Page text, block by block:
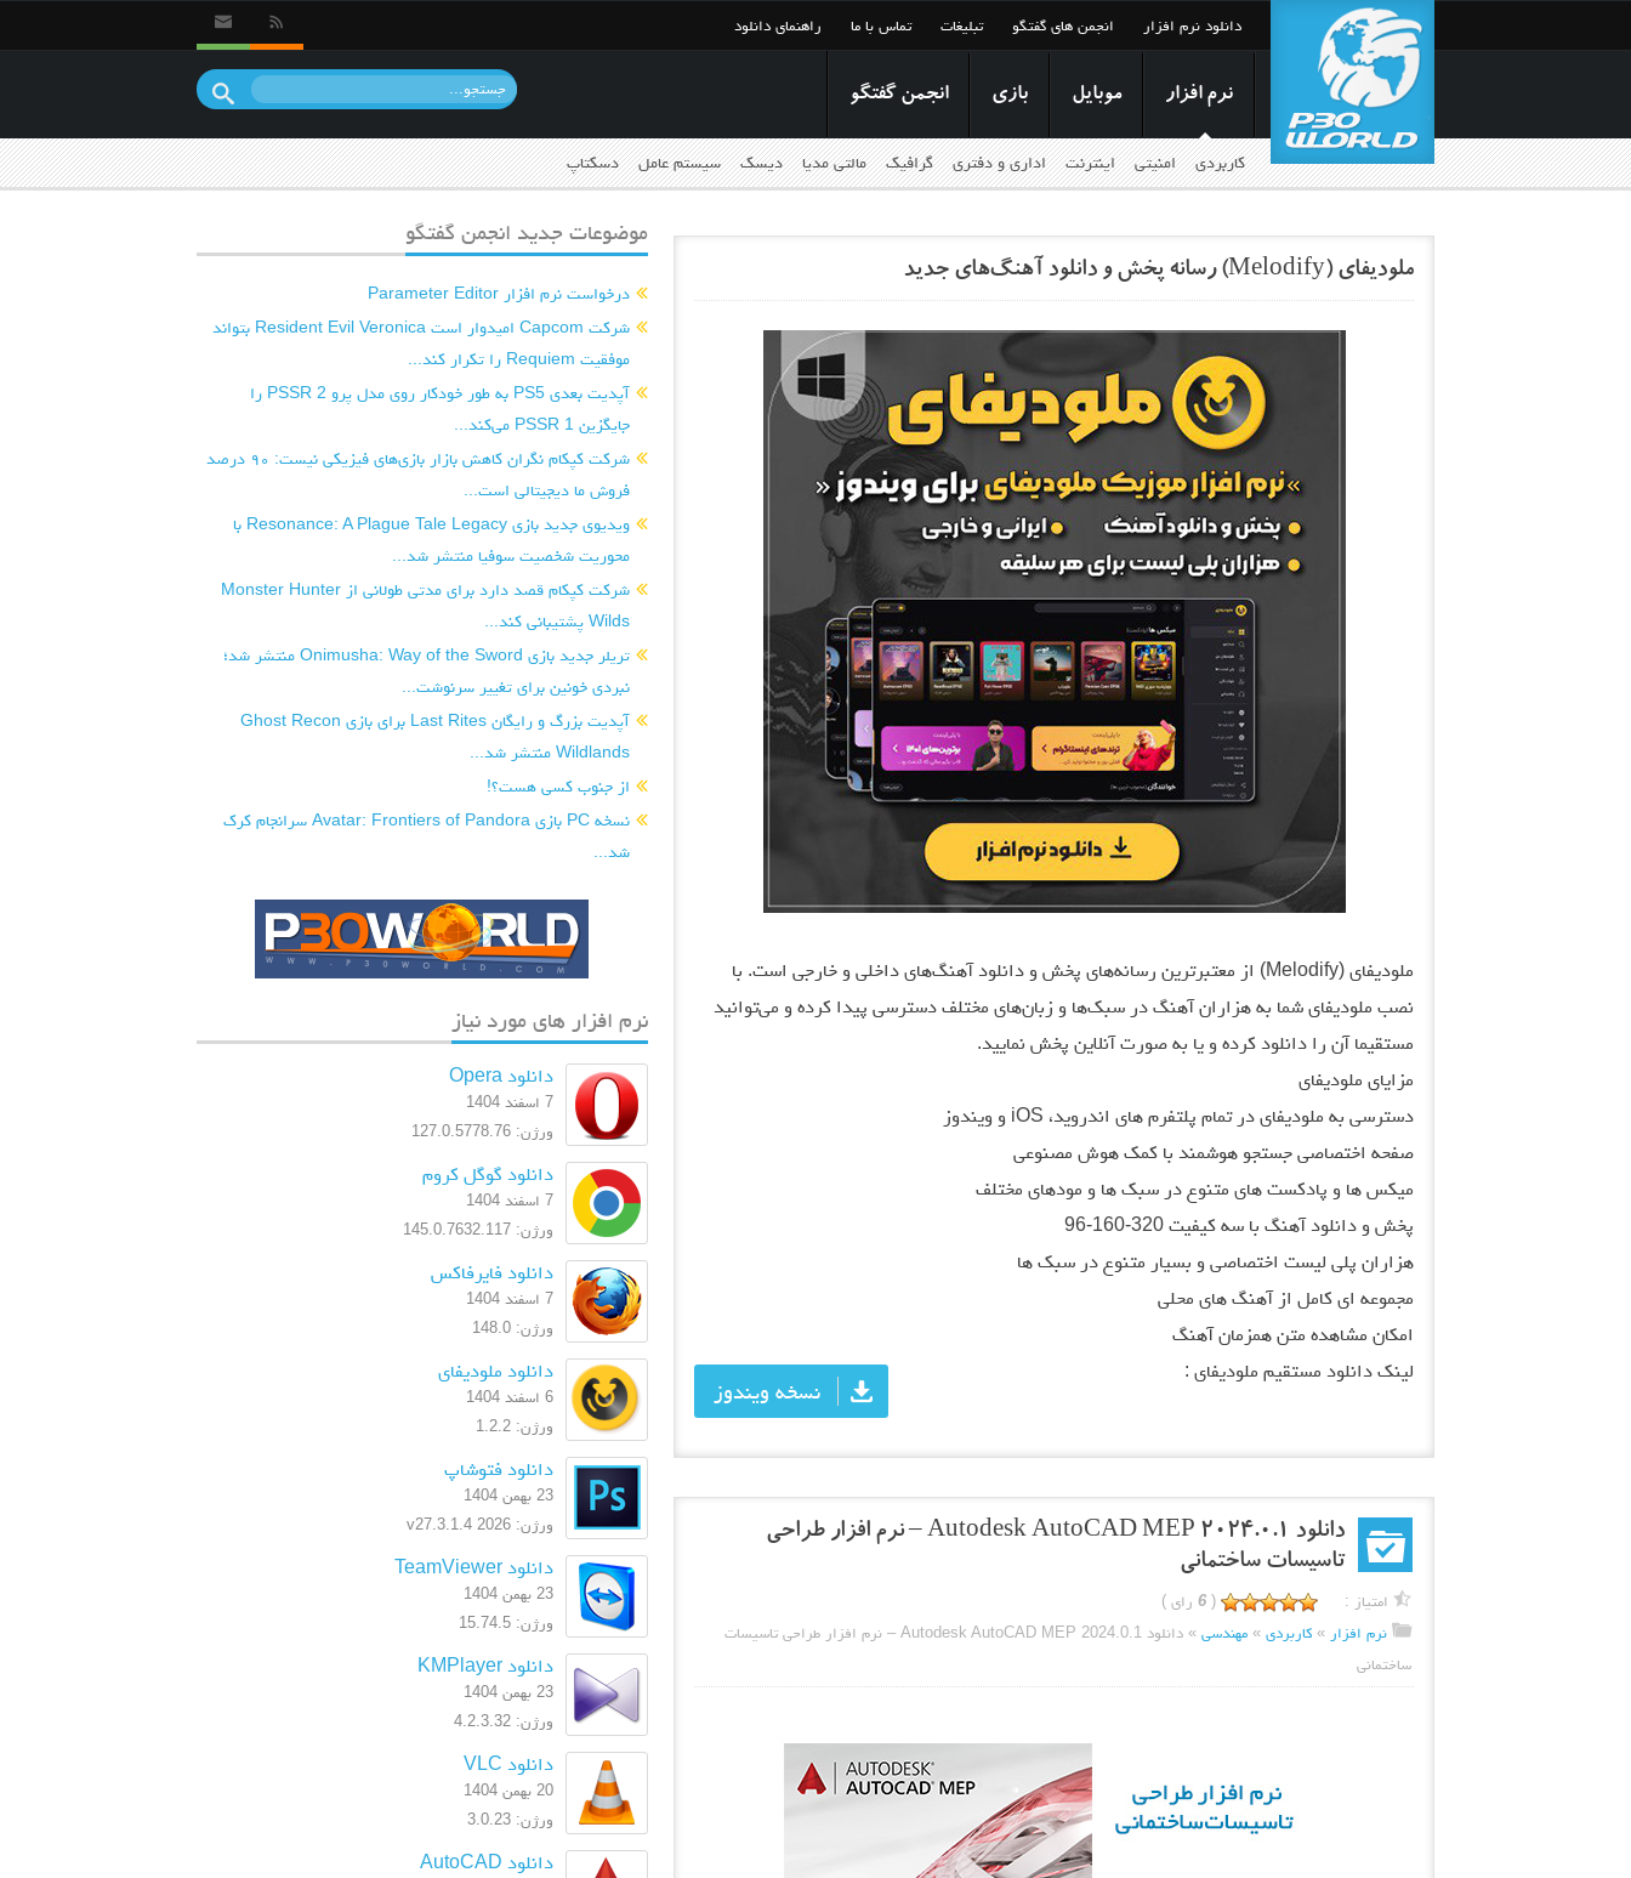
دانلود نرم افزار انجمن های گفتگو تبلیغات تماس با ما راهنمای دانلود
نرم افزار
کاربردی امنیتی اینترنت اداری و دفتری گرافیک مالتی مدیا دیسک سیستم عامل دسکتاپ
موبایل بازی انجمن گفتگو
ملودیفای (Melodify) رسانه پخش و دانلود آهنگ‌های جدید
ملودیفای (Melodify) از معتبرترین رسانه‌های پخش و دانلود آهنگ‌های داخلی و خارجی است. با
نصب ملودیفای شما به هزاران آهنگ در سبک‌ها و زبان‌های مختلف دسترسی پیدا کرده و می‌توانید
مستقیما آن را دانلود کرده و یا به صورت آنلاین پخش نمایید.
مزایای ملودیفای
دسترسی به ملودیفای در تمام پلتفرم های اندروید، iOS و ویندوز
صفحه اختصاصی جستجو هوشمند با کمک هوش مصنوعی
میکس ها و پادکست های متنوع در سبک ها و مودهای مختلف
پخش و دانلود آهنگ با سه کیفیت 320-160-96
هزاران پلی لیست اختصاصی و بسیار متنوع در سبک ها
مجموعه ای کامل از آهنگ های محلی
امکان مشاهده متن همزمان آهنگ
لینک دانلود مستقیم ملودیفای :
نسخه ویندوز
دانلود Autodesk AutoCAD MEP 2024.0.1 – نرم افزار طراحی
تاسیسات ساختمانی
امتیاز : (
6 رای )
نرم افزار » کاربردی » مهندسی »
دانلود Autodesk AutoCAD MEP 2024.0.1 – نرم افزار طراحی تاسیسات
ساختمانی
موضوعات جدید انجمن گفتگو
درخواست نرم افزار Parameter Editor
شرکت Capcom امیدوار است Resident Evil Veronica بتواند
موفقیت Requiem را تکرار کند...
آپدیت بعدی PS5 به طور خودکار روی مدل پرو PSSR 2 را
جایگزین PSSR 1 می‌کند...
شرکت کپکام نگران کاهش بازار بازی‌های فیزیکی نیست: ۹۰ درصد
فروش ما دیجیتالی است...
ویدیوی جدید بازی Resonance: A Plague Tale Legacy با
محوریت شخصیت سوفیا منتشر شد...
شرکت کپکام قصد دارد برای مدتی طولانی از Monster Hunter
Wilds پشتیبانی کند...
تریلر جدید بازی Onimusha: Way of the Sword منتشر شد؛
نبردی خونین برای تغییر سرنوشت...
آپدیت بزرگ و رایگان Last Rites برای بازی Ghost Recon
Wildlands منتشر شد...
از جنوب کسی هست؟!
نسخه PC بازی Avatar: Frontiers of Pandora سرانجام کرک
شد...
نرم افزار های مورد نیاز
دانلود Opera
7 اسفند 1404
ورژن: 127.0.5778.76
دانلود گوگل کروم
7 اسفند 1404
ورژن: 145.0.7632.117
دانلود فایرفاکس
7 اسفند 1404
ورژن: 148.0
دانلود ملودیفای
6 اسفند 1404
ورژن: 1.2.2
دانلود فتوشاپ
23 بهمن 1404
ورژن: 2026 v27.3.1.4
دانلود TeamViewer
23 بهمن 1404
ورژن: 15.74.5
دانلود KMPlayer
23 بهمن 1404
ورژن: 4.2.3.32
دانلود VLC
20 بهمن 1404
ورژن: 3.0.23
دانلود AutoCAD